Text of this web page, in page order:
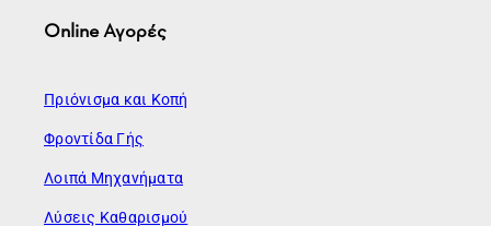
Online Αγορές
Πριόνισμα και Κοπή
Φροντίδα Γής
Λοιπά Μηχανήματα
Λύσεις Καθαρισμού